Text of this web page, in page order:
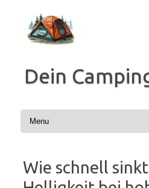
springen
Dein
Wie schnell